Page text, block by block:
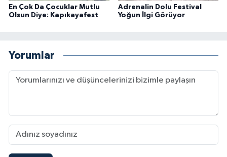
En Çok Da Çocuklar Mutlu
Olsun Diye: Kapıkayafest
Adrenalin Dolu Festival
Yoğun İlgi Görüyor
Yorumlar